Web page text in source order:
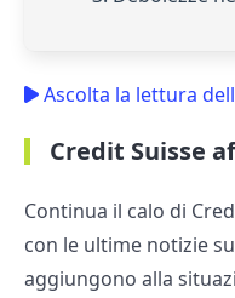
Ascolta la lettura
Credit Suisse
Continua il calo di
con le ultime notizie
aggiungono alla